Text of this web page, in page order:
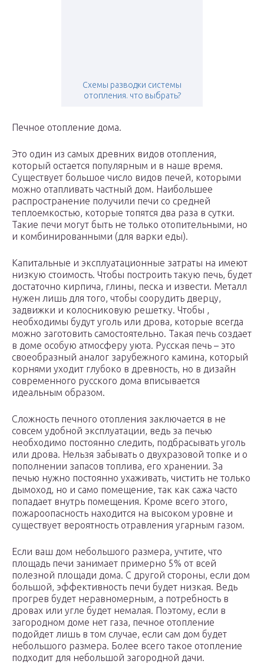
Схемы разводки системы
отопления. что выбрать?
Печное отопление дома.
Это один из самых древних видов отопления,
который остается популярным и в наше время.
Существует большое число видов печей, которыми
можно отапливать частный дом. Наибольшее
распространение получили печи со средней
теплоемкостью, которые топятся два раза в сутки.
Такие печи могут быть не только отопительными, но
и комбинированными (для варки еды).
Капитальные и эксплуатационные затраты на имеют
низкую стоимость. Чтобы построить такую печь, будет
достаточно кирпича, глины, песка и извести. Металл
нужен лишь для того, чтобы соорудить дверцу,
задвижки и колосниковую решетку. Чтобы ,
необходимы будут уголь или дрова, которые всегда
можно заготовить самостоятельно. Такая печь создает
в доме особую атмосферу уюта. Русская печь – это
своеобразный аналог зарубежного камина, который
корнями уходит глубоко в древность, но в дизайн
современного русского дома вписывается
идеальным образом.
Сложность печного отопления заключается в не
совсем удобной эксплуатации, ведь за печью
необходимо постоянно следить, подбрасывать уголь
или дрова. Нельзя забывать о двухразовой топке и о
пополнении запасов топлива, его хранении. За
печью нужно постоянно ухаживать, чистить не только
дымоход, но и само помещение, так как сажа часто
попадает внутрь помещения. Кроме всего этого,
пожароопасность находится на высоком уровне и
существует вероятность отравления угарным газом.
Если ваш дом небольшого размера, учтите, что
площадь печи занимает примерно 5% от всей
полезной площади дома. С другой стороны, если дом
большой, эффективность печи будет низкая. Ведь
прогрев будет неравномерным, а потребность в
дровах или угле будет немалая. Поэтому, если в
загородном доме нет газа, печное отопление
подойдет лишь в том случае, если сам дом будет
небольшого размера. Более всего такое отопление
подходит для небольшой загородной дачи.